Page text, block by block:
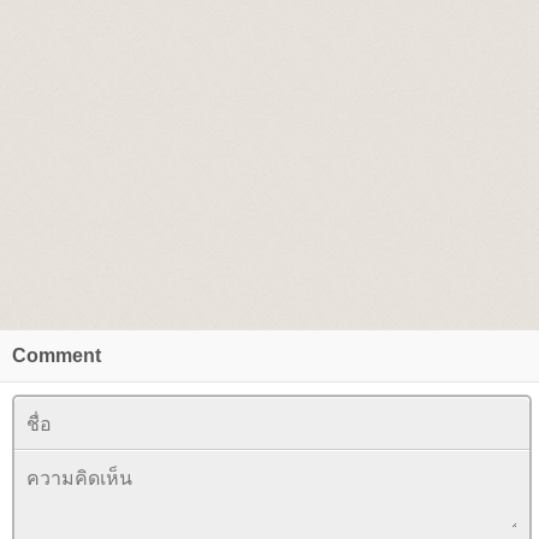
Comment